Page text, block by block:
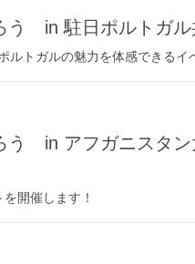
う in 駐日ポルトガル
ルトガルの魅力を体感できるイ
う in アフガニスタン
開催します！